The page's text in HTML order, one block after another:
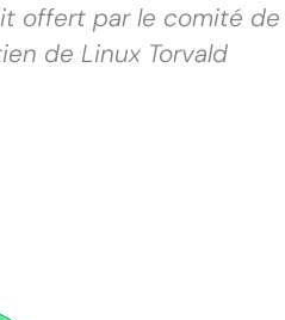
offert par le comité de
de Linux Torvald